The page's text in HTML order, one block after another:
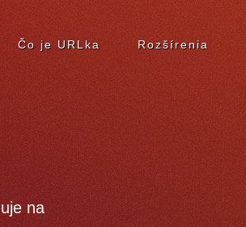
Čo je URLka Rozšírenia
na